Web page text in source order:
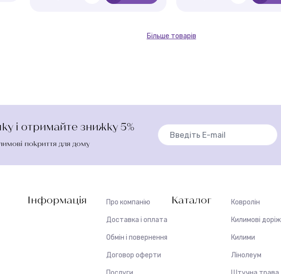
Більше товарів
і отримайте знижку 5%
покриття для дому
Інформація Про компанію
Доставка і оплата
Обмін і повернення
Договор оферти
Каталог Ковролін
Килимові
Килими
Лінолеум